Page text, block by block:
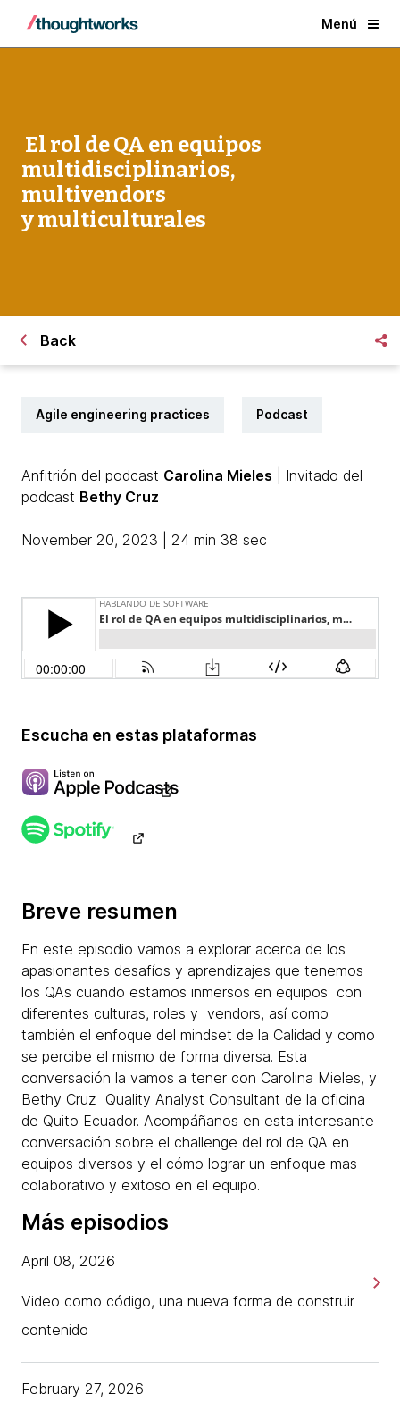
Menú
El rol de QA en equipos
multidisciplinarios,
multivendors
y multiculturales
Back
Agile engineering practices Podcast
Anfitrión del podcast Carolina Mieles | Invitado del
podcast Bethy Cruz
November 20, 2023 | 24 min 38 sec
Escucha en estas plataformas
Breve resumen
En este episodio vamos a explorar acerca de los
apasionantes desafíos y aprendizajes que tenemos
los QAs cuando estamos inmersos en equipos con
diferentes culturas, roles y vendors, así como
también el enfoque del mindset de la Calidad y como
se percibe el mismo de forma diversa. Esta
conversación la vamos a tener con Carolina Mieles, y
Bethy Cruz Quality Analyst Consultant de la oficina
de Quito Ecuador. Acompáñanos en esta interesante
conversación sobre el challenge del rol de QA en
equipos diversos y el cómo lograr un enfoque mas
colaborativo y exitoso en el equipo.
Más episodios
Video como código, una nueva forma de construir
contenido
April 08, 2026
February 27, 2026